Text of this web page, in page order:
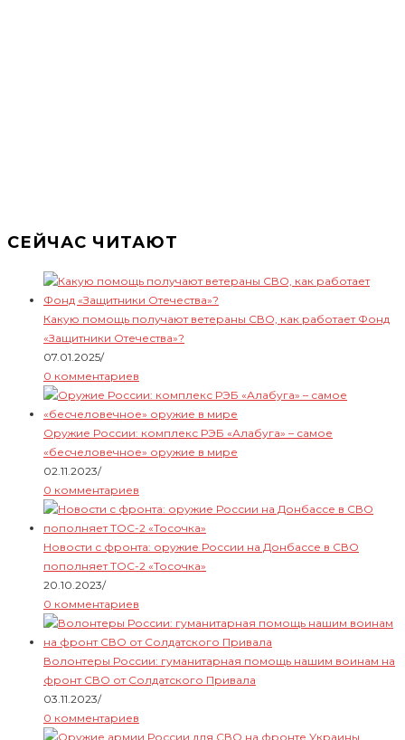
СЕЙЧАС ЧИТАЮТ
Какую помощь получают ветераны СВО, как работает Фонд
«Защитники Отечества»?
07.01.2025/
0 комментариев
Оружие России: комплекс РЭБ «Алабуга» – самое
«бесчеловечное» оружие в мире
02.11.2023/
0 комментариев
Новости с фронта: оружие России на Донбассе в СВО
пополняет ТОС-2 «Тосочка»
20.10.2023/
0 комментариев
Волонтеры России: гуманитарная помощь нашим воинам на
фронт СВО от Солдатского Привала
03.11.2023/
0 комментариев